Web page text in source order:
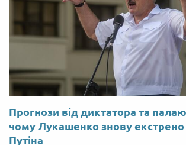
Прогнози від диктатора та
чому Лукашенко знову
Путіна